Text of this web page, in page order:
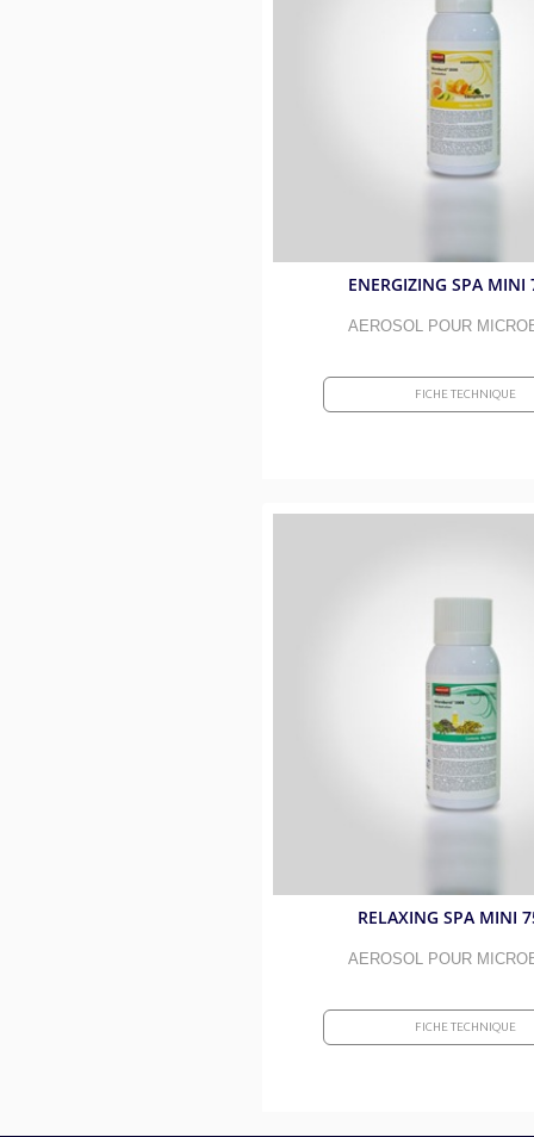
ENERGIZING SPA MINI
AEROSOL POUR
FICHE TECHNIQUE
RELAXING SPA MINI
AEROSOL POUR
FICHE TECHNIQUE